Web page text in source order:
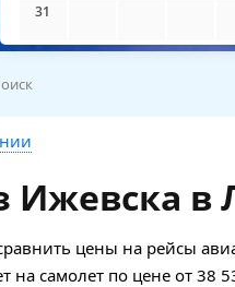
31
Ижевска в
цены на рейсы
на самолет по цене от 38